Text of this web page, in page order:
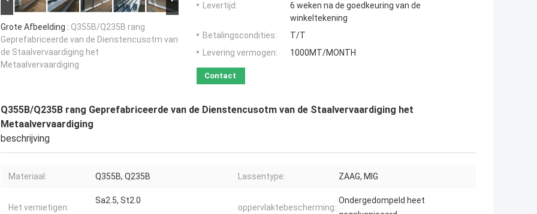
Grote Afbeelding : Q355B/Q235B rang
Geprefabriceerde van de Dienstencusotm van
de Staalvervaardiging het
Metaalvervaardiging
Levertijd:
6 weken na de goedkeuring van de
winkeltekening
Betalingscondities:
T/T
Levering vermogen:
1000MT/MONTH
Contact
Q355B/Q235B rang Geprefabriceerde van de Dienstencusotm van de Staalvervaardiging het
Metaalvervaardiging
beschrijving
Materiaal: Q355B, Q235B Lassentype: ZAAG, MIG
Het vernietigen:
Sa2.5, St2.0
oppervlaktebescherming:
Ondergedompeld heet